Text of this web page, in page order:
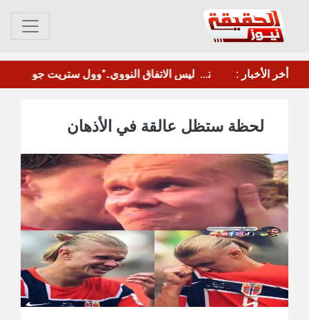
أخر الأخبار :
نجاح ملموس للحملة المرورية ضد الشاحنات والقواطر على خطوط كالتكس وإنماء والخمسين. وقفة احتجاجية أمام سجن المنصورة تطالب بإطلاق سراح المقرحي
لحظة ستظل عالقة في الأذهان